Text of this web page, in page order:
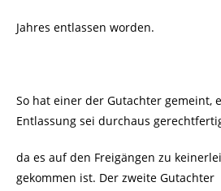
Jahres entlassen worden.
So hat einer der Gutachter gemeint,
Entlassung sei durchaus
da es auf den Freigängen zu
gekommen ist. Der zweite Gutachter